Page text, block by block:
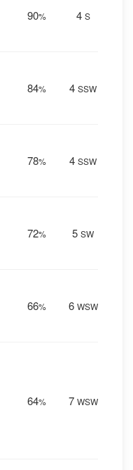
90% 4 S
84% 4 SSW
78% 4 SSW
72% 5 SW
66% 6 WSW
64% 7 WSW